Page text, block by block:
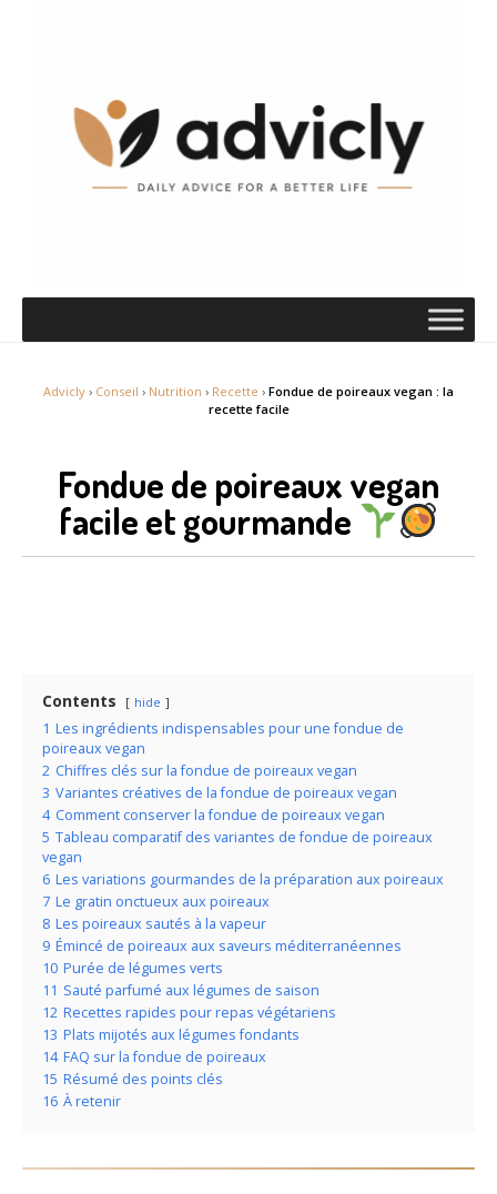
Advicly › Conseil › Nutrition › Recette › Fondue de poireaux vegan : la
recette facile
Fondue de poireaux vegan
facile et gourmande
Contents hide
1 Les ingrédients indispensables pour une fondue de
poireaux vegan
2 Chiffres clés sur la fondue de poireaux vegan
3 Variantes créatives de la fondue de poireaux vegan
4 Comment conserver la fondue de poireaux vegan
5 Tableau comparatif des variantes de fondue de poireaux
vegan
6 Les variations gourmandes de la préparation aux poireaux
7 Le gratin onctueux aux poireaux
8 Les poireaux sautés à la vapeur
9 Émincé de poireaux aux saveurs méditerranéennes
10 Purée de légumes verts
11 Sauté parfumé aux légumes de saison
12 Recettes rapides pour repas végétariens
13 Plats mijotés aux légumes fondants
14 FAQ sur la fondue de poireaux
15 Résumé des points clés
16 À retenir